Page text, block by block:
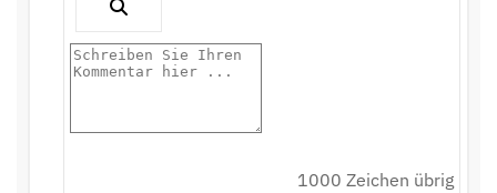
1000 Zeichen übrig